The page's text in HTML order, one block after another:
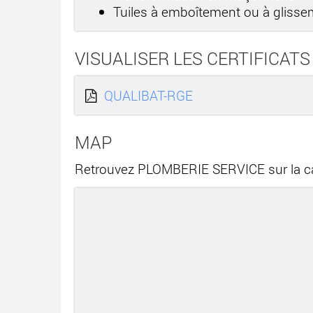
Tuiles à emboîtement ou à
VISUALISER LES CERTIFICATS
QUALIBAT-RGE
MAP
Retrouvez PLOMBERIE SERVICE sur la